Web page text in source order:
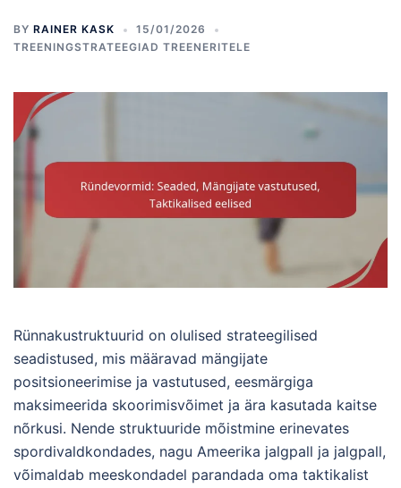
BY RAINER KASK
15/01/2026
TREENINGSTRATEEGIAD TREENERITELE
Rünnakustruktuurid on olulised strateegilised
seadistused, mis määravad mängijate
positsioneerimise ja vastutused, eesmärgiga
maksimeerida skoorimisvõimet ja ära kasutada kaitse
nõrkusi. Nende struktuuride mõistmine erinevates
spordivaldkondades, nagu Ameerika jalgpall ja jalgpall,
võimaldab meeskondadel parandada oma taktikalist